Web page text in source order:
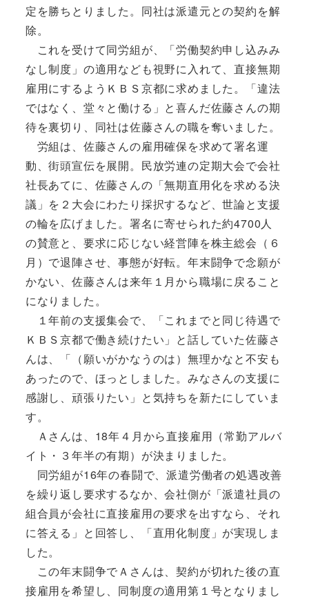
定を勝ちとりました。同社は派遣元との契約を解
除。
これを受けて同労組が、「労働契約申し込みみ
なし制度」の適用なども視野に入れて、直接無期
雇用にするようＫＢＳ京都に求めました。「違法
ではなく、堂々と働ける」と喜んだ佐藤さんの期
待を裏切り、同社は佐藤さんの職を奪いました。
労組は、佐藤さんの雇用確保を求めて署名運
動、街頭宣伝を展開。民放労連の定期大会で会社
社長あてに、佐藤さんの「無期直用化を求める決
議」を２大会にわたり採択するなど、世論と支援
の輪を広げました。署名に寄せられた約4700人
の賛意と、要求に応じない経営陣を株主総会（６
月）で退陣させ、事態が好転。年末闘争で念願が
かない、佐藤さんは来年１月から職場に戻ること
になりました。
１年前の支援集会で、「これまでと同じ待遇で
ＫＢＳ京都で働き続けたい」と話していた佐藤さ
んは、「（願いがかなうのは）無理かなと不安も
あったので、ほっとしました。みなさんの支援に
感謝し、頑張りたい」と気持ちを新たにしていま
す。
Ａさんは、18年４月から直接雇用（常勤アルバ
イト・３年半の有期）が決まりました。
同労組が16年の春闘で、派遣労働者の処遇改善
を繰り返し要求するなか、会社側が「派遣社員の
組合員が会社に直接雇用の要求を出すなら、それ
に答える」と回答し、「直用化制度」が実現しま
した。
この年末闘争でＡさんは、契約が切れた後の直
接雇用を希望し、同制度の適用第１号となりまし